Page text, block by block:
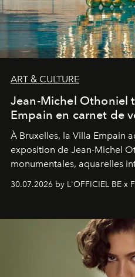
ART & CULTURE
Jean-Michel Othoniel
Empain en carnet de
À Bruxelles, la Villa Empain
exposition de Jean-Michel
monumentales, aquarelles
soufflé, l’artiste français
émotionnel où chaque
émerveillement.
30.07.2026 by L'OFFICIEL BE x